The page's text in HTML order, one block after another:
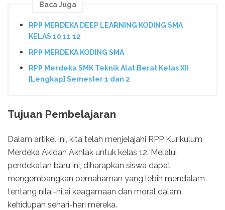
Baca Juga
RPP MERDEKA DEEP LEARNING KODING SMA
KELAS 10 11 12
RPP MERDEKA KODING SMA
RPP Merdeka SMK Teknik Alat Berat Kelas XII
[Lengkap] Semester 1 dan 2
Tujuan Pembelajaran
Dalam artikel ini, kita telah menjelajahi RPP Kurikulum
Merdeka Akidah Akhlak untuk kelas 12. Melalui
pendekatan baru ini, diharapkan siswa dapat
mengembangkan pemahaman yang lebih mendalam
tentang nilai-nilai keagamaan dan moral dalam
kehidupan sehari-hari mereka.